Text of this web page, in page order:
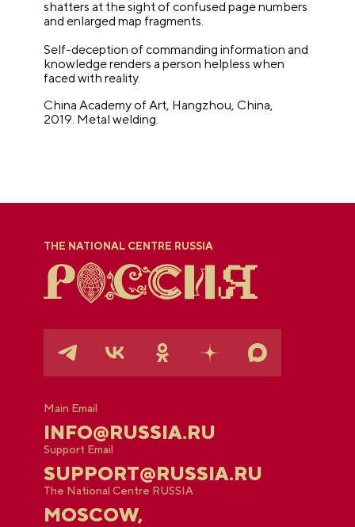
shatters at the sight of confused page numbers
and enlarged map fragments.
Self-deception of commanding information and
knowledge renders a person helpless when
faced with reality.
China Academy of Art, Hangzhou, China,
2019. Metal welding.
THE NATIONAL CENTRE RUSSIA
Main Email
INFO@RUSSIA.RU
Support Email
SUPPORT@RUSSIA.RU
The National Centre RUSSIA
MOSCOW,